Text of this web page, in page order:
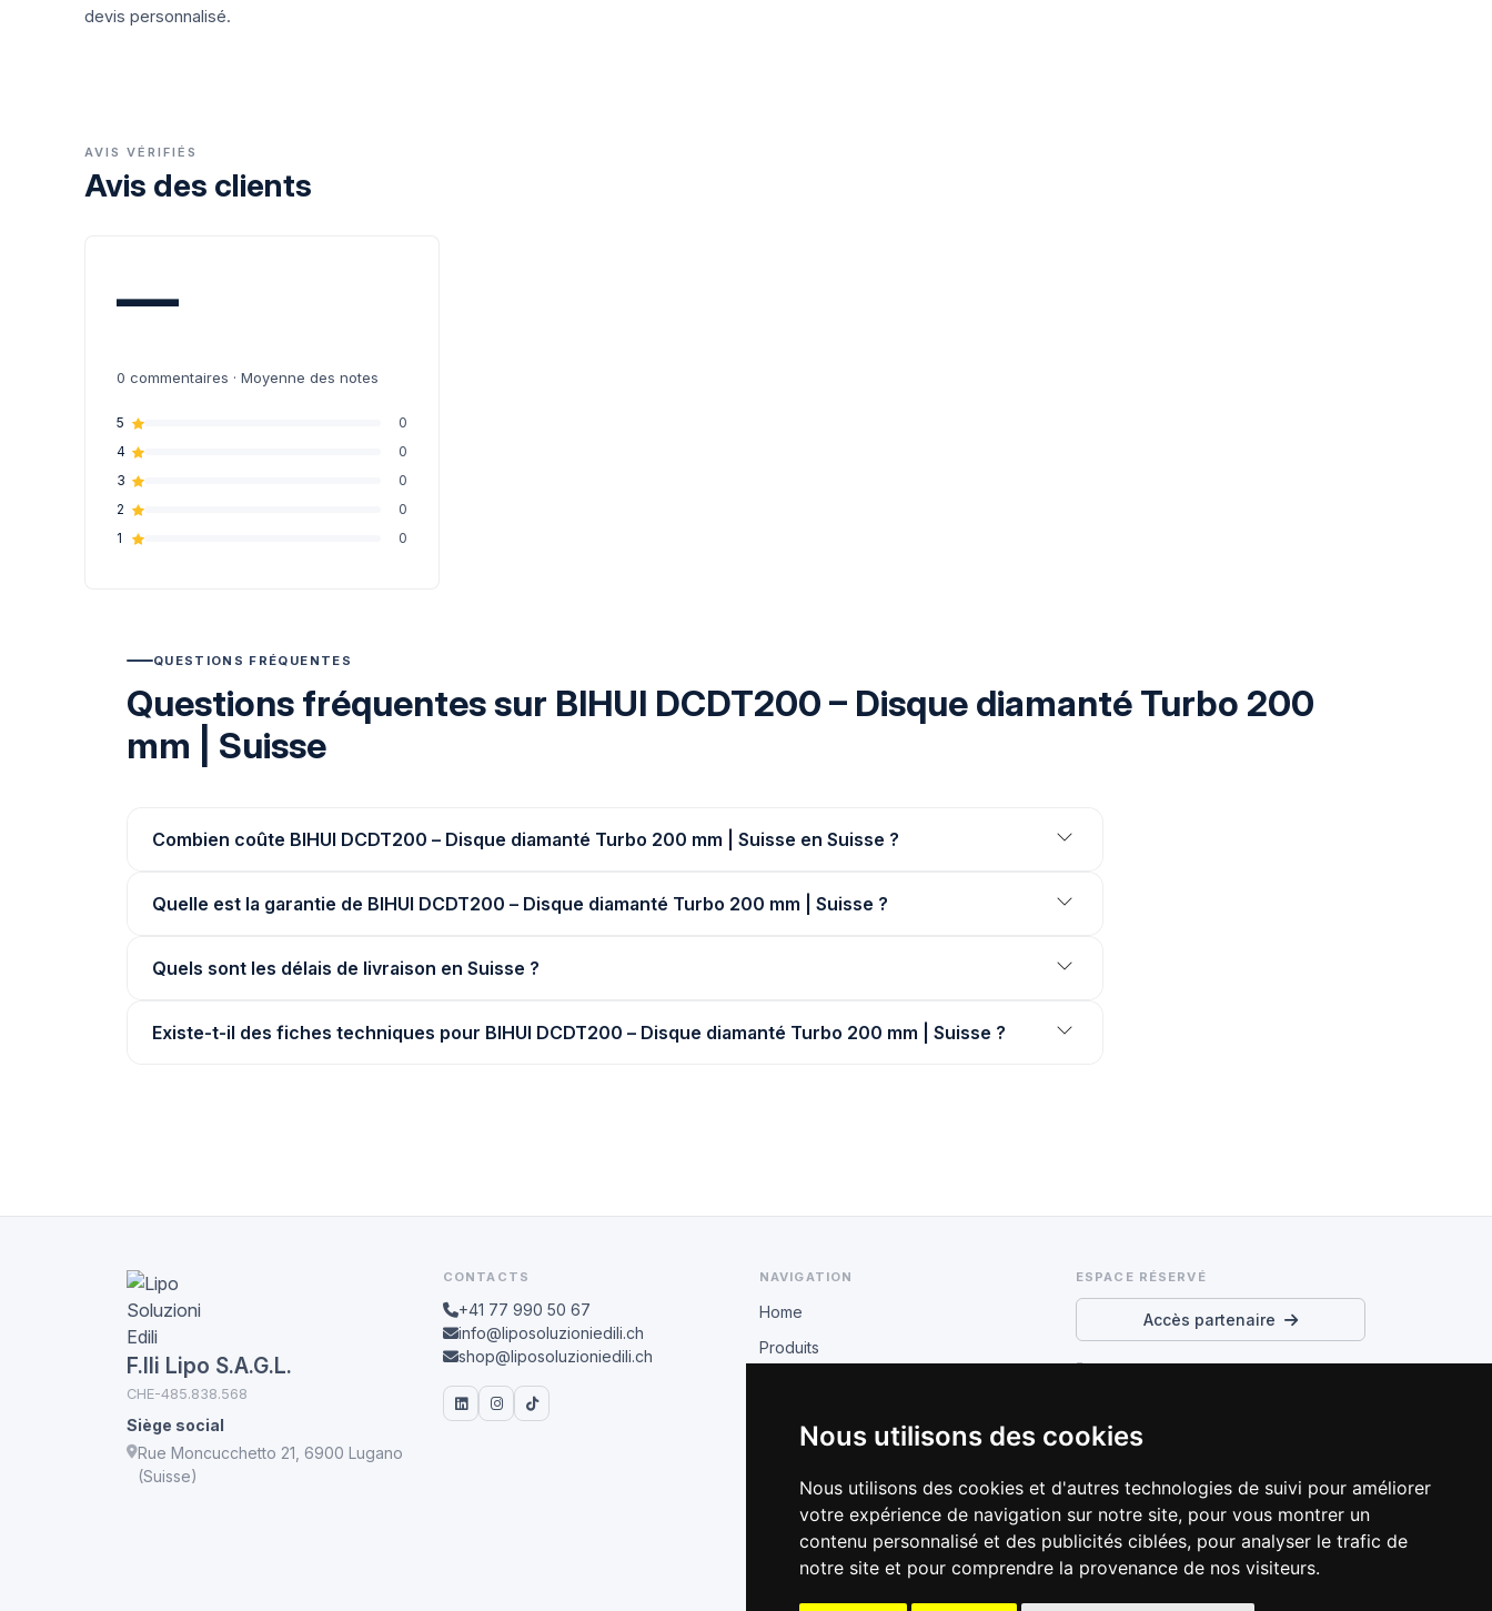
Nous utilisons des cookies
Nous utilisons des cookies et d'autres technologies de suivi pour améliorer
votre expérience de navigation sur notre site, pour vous montrer un
contenu personnalisé et des publicités ciblées, pour analyser le trafic de
notre site et pour comprendre la provenance de nos visiteurs.
devis personnalisé.
AVIS VÉRIFIÉS
Avis des clients
—
0 commentaires · Moyenne des notes
5
0
4
0
3
0
2
0
1
0
QUESTIONS FRÉQUENTES
Questions fréquentes sur BIHUI DCDT200 – Disque diamanté Turbo 200
mm | Suisse
Combien coûte BIHUI DCDT200 – Disque diamanté Turbo 200 mm | Suisse en Suisse ?
Quelle est la garantie de BIHUI DCDT200 – Disque diamanté Turbo 200 mm | Suisse ?
Quels sont les délais de livraison en Suisse ?
Existe-t-il des fiches techniques pour BIHUI DCDT200 – Disque diamanté Turbo 200 mm | Suisse ?
F.lli Lipo S.A.G.L.
CHE-485.838.568
Siège social
Rue Moncucchetto 21, 6900 Lugano
(Suisse)
CONTACTS
+41 77 990 50 67
info@liposoluzioniedili.ch
shop@liposoluzioniedili.ch
NAVIGATION
Home
Produits
Conditions B2B
Catalogue 2026
Formation technique
ESPACE RÉSERVÉ
Accès partenaire
Préférences cookies